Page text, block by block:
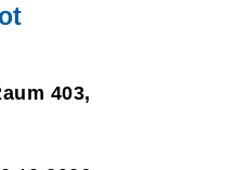
403,